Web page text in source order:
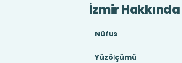
İzmir Hakkında
Nüfus
Yüzölçümü